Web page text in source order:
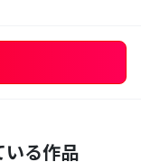
いる作品